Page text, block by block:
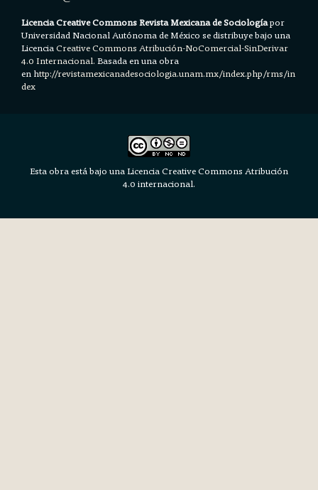
Licencia Creative Commons Revista Mexicana de Sociologíapor
Universidad Nacional Autónoma de México se distribuye bajo una
LicenciaCreative Commons Atribución-NoComercial-SinDerivar
4.0 Internacional.Basada en una obra
en http://revistamexicanadesociologia.unam.mx/index.php/rms/in
dex
Esta obra está bajo una Licencia Creative Commons Atribución
4.0 internacional.